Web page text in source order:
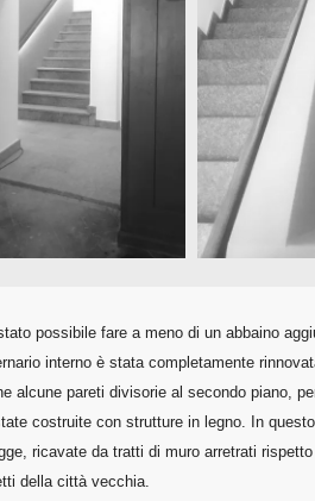
possibile fare a meno di un abbaino
interno è stata completamente
alcune pareti divisorie al secondo piano,
costruite con strutture in legno. In
ricavate da tratti di muro arretrati
della città vecchia.